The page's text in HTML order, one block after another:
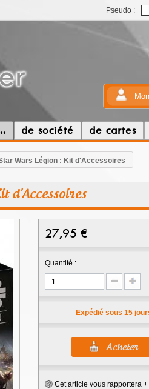
Pseudo :
de société de cartes
Wars Légion : Kit d'Accessoires
d'Accessoires
27,95 €
Quantité :
Expédié sous 15
Cet article vous rapportera +